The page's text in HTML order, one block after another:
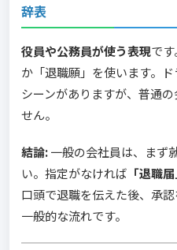
辞表
役員や公務員が使う表現で
か「退職願」を使います。ド
シーンがありますが、普通
せん。
結論:一般の会社員は、まず
い。指定がなければ 「退職届
口頭で退職を伝えた後、承
一般的な流れです。